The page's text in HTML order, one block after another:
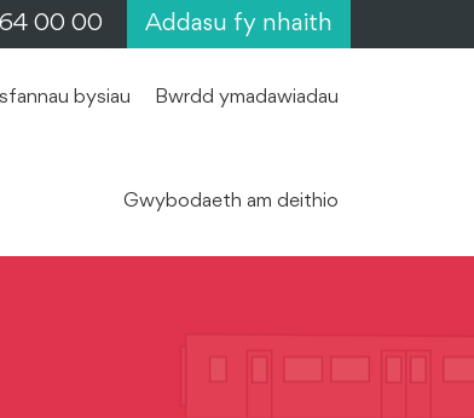
00 00 Addasu fy nhaith
bysiau Bwrdd ymadawiadau
Gwybodaeth am deithio